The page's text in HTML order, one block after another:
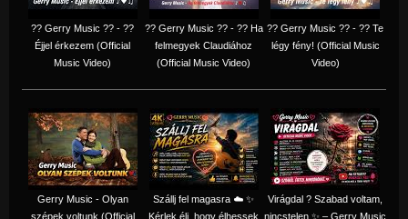
?? Gerry Music ?? - ??
Éjjel érkezem (Official
Music Video)
?? Gerry Music ?? - ?? Ha
felmegyek Claudiához
(Official Music Video)
?? Gerry Music ?? - ?? Te
légy fény! (Official Music
Video)
Gerry Music - Olyan
szépek voltunk (Official
Szállj fel magasra ☁️ ✨
Kérlek élj, hogy élhessek
Virágdal ? Szabad voltam,
nincstelen ✨ – Gerry Music